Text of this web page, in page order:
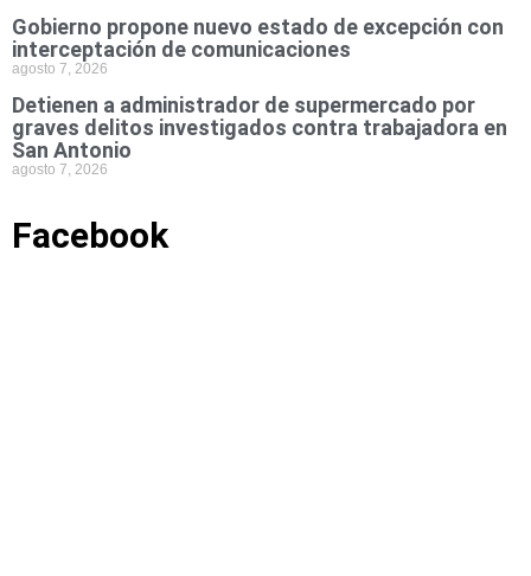
Gobierno propone nuevo estado de excepción con
interceptación de comunicaciones
agosto 7, 2026
Detienen a administrador de supermercado por
graves delitos investigados contra trabajadora en
San Antonio
agosto 7, 2026
Facebook